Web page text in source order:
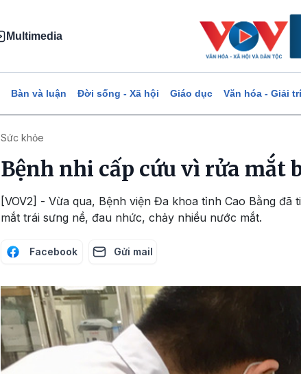
Multimedia
Bàn và luận Đời sống - Xã hội Giáo dục Văn hóa - Giải trí
Sức khỏe
Bệnh nhi cấp cứu vì rửa mắt
[VOV2] - Vừa qua, Bệnh viện Đa khoa tỉnh Cao Bằng
mắt trái sưng nề, đau nhức, chảy nhiều nước mắt.
Facebook Gửi mail